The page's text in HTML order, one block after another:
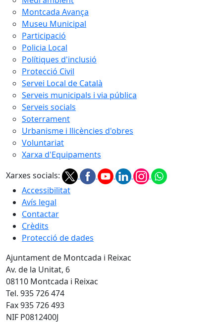
Montcada Avança
Museu Municipal
Participació
Policia Local
Polítiques d'inclusió
Protecció Civil
Servei Local de Català
Serveis municipals i via pública
Serveis socials
Soterrament
Urbanisme i llicències d'obres
Voluntariat
Xarxa d'Equipaments
Xarxes socials:
Accessibilitat
Avís legal
Contactar
Crèdits
Protecció de dades
Ajuntament de Montcada i Reixac
Av. de la Unitat, 6
08110 Montcada i Reixac
Tel. 935 726 474
Fax 935 726 493
NIF P0812400J